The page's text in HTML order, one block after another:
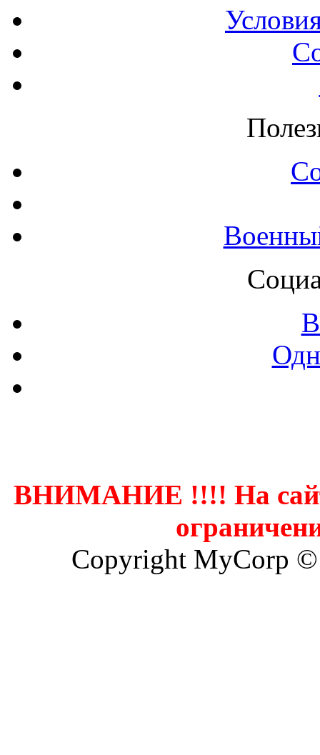
ВНИМАНИЕ !!!! На
Copyright MyCorp